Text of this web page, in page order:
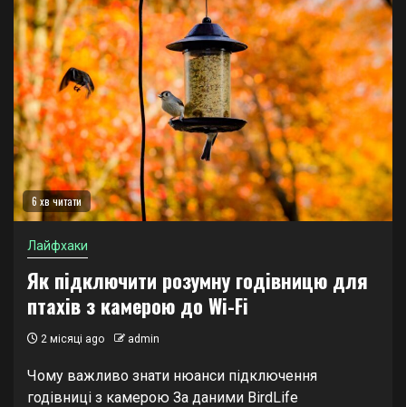
6 хв читати
Лайфхаки
Як підключити розумну годівницю для
птахів з камерою до Wi-Fi
2 місяці ago admin
Чому важливо знати нюанси підключення
годівниці з камерою За даними BirdLife